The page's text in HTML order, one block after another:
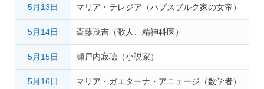
5月13日 マリア・テレジア（ハプスブルク家の女帝）
5月14日 斎藤茂吉（歌人、精神科医）
5月15日 瀬戸内寂聴（小説家）
5月16日 マリア・ガエターナ・アニェージ（数学者）